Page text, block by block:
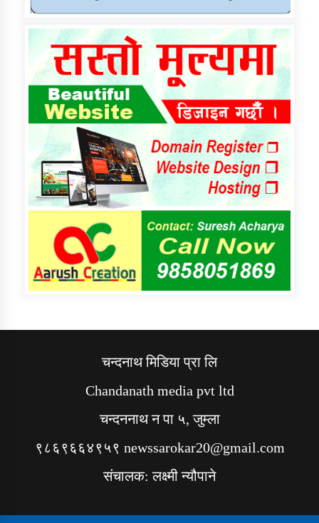
चन्दनाथ मिडिया प्रा लि
Chandanath media pvt ltd
चन्दननाथ न पा ५, जुम्ला
९८६९६६४९५९ newssarokar20@gmail.com
संचालक: लक्ष्मी न्यौपाने